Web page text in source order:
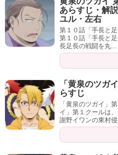
あらすじ・解
ユル・左右
第１０話「手長と
第１０話「手長と
長足長の戦闘を丸...
「黄泉のツガ
らすじ
「黄泉のツガイ」
イ」第１クールは
謝野イワンの東村